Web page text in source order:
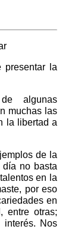
presentar la
algunas
muchas las
la libertad a
de la
no basta
en la
por eso
en
entre otras;
Nos